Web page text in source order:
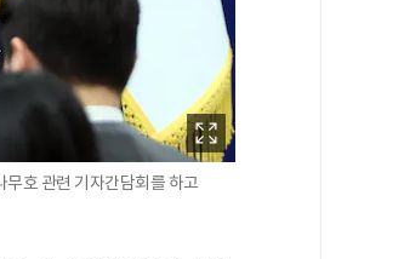
호 관련 기자간담회를 하고